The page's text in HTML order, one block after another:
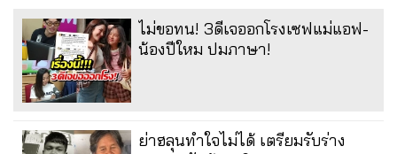
ไม่ขอทน! 3ดีเจออกโรงเซฟแม่แอฟ-
น้องปีใหม ปมภาษา!
ย่าฮลุนทำใจไม่ได้ เตรียมรับร่าง